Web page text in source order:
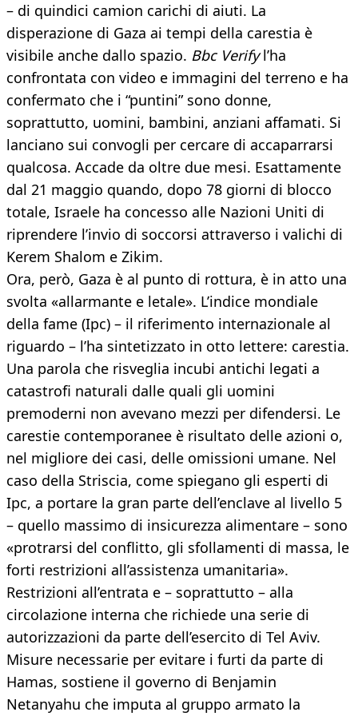
– di quindici camion carichi di aiuti. La
disperazione di Gaza ai tempi della carestia è
visibile anche dallo spazio. Bbc Verifyl’ha
confrontata con video e immagini del terreno e ha
confermato che i “puntini” sono donne,
soprattutto, uomini, bambini, anziani affamati. Si
lanciano sui convogli per cercare di accaparrarsi
qualcosa. Accade da oltre due mesi. Esattamente
dal 21 maggio quando, dopo 78 giorni di blocco
totale, Israele ha concesso alle Nazioni Uniti di
riprendere l’invio di soccorsi attraverso i valichi di
Kerem Shalom e Zikim.
Ora, però, Gaza è al punto di rottura, è in atto una
svolta «allarmante e letale». L’indice mondiale
della fame (Ipc) – il riferimento internazionale al
riguardo – l’ha sintetizzato in otto lettere: carestia.
Una parola che risveglia incubi antichi legati a
catastrofi naturali dalle quali gli uomini
premoderni non avevano mezzi per difendersi. Le
carestie contemporanee è risultato delle azioni o,
nel migliore dei casi, delle omissioni umane. Nel
caso della Striscia, come spiegano gli esperti di
Ipc, a portare la gran parte dell’enclave al livello 5
– quello massimo di insicurezza alimentare – sono
«protrarsi del conflitto, gli sfollamenti di massa, le
forti restrizioni all’assistenza umanitaria».
Restrizioni all’entrata e – soprattutto – alla
circolazione interna che richiede una serie di
autorizzazioni da parte dell’esercito di Tel Aviv.
Misure necessarie per evitare i furti da parte di
Hamas, sostiene il governo di Benjamin
Netanyahu che imputa al gruppo armato la